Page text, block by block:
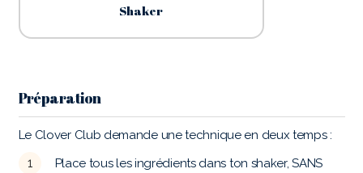
Shaker
Préparation
Le Clover Club demande une technique en deux temps :
Place tous les ingrédients dans ton shaker, SANS